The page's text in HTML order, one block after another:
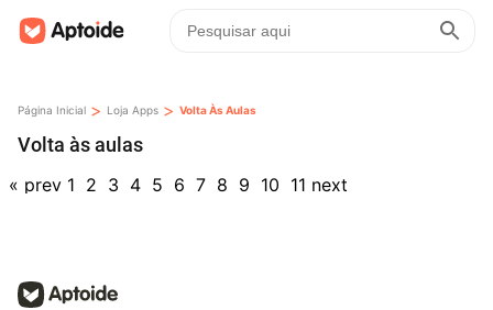
Página Inicial > Loja Apps > Volta Às Aulas
Volta às aulas
« prev 1 2 3 4 5 6 7 8 9 10 11 next